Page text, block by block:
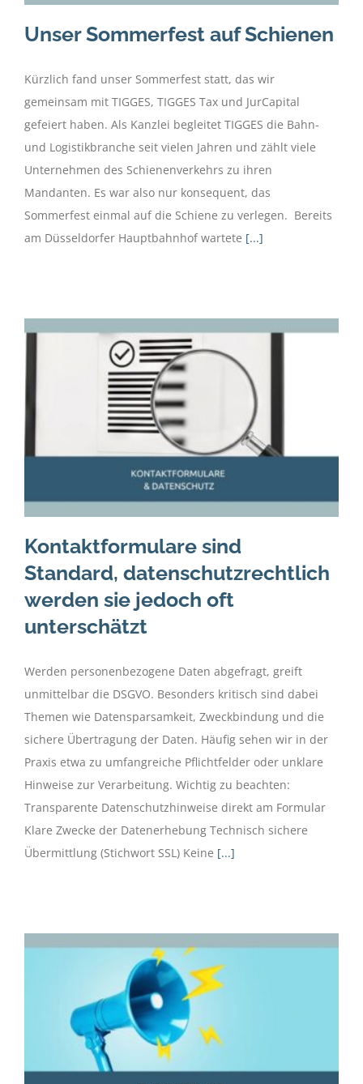
Unser Sommerfest auf Schienen
Kürzlich fand unser Sommerfest statt, das wir
gemeinsam mit TIGGES, TIGGES Tax und JurCapital
gefeiert haben. Als Kanzlei begleitet TIGGES die Bahn-
und Logistikbranche seit vielen Jahren und zählt viele
Unternehmen des Schienenverkehrs zu ihren
Mandanten. Es war also nur konsequent, das
Sommerfest einmal auf die Schiene zu verlegen. Bereits
am Düsseldorfer Hauptbahnhof wartete [...]
Kontaktformulare sind
Standard, datenschutzrechtlich
werden sie jedoch oft
unterschätzt
Werden personenbezogene Daten abgefragt, greift
unmittelbar die DSGVO. Besonders kritisch sind dabei
Themen wie Datensparsamkeit, Zweckbindung und die
sichere Übertragung der Daten. Häufig sehen wir in der
Praxis etwa zu umfangreiche Pflichtfelder oder unklare
Hinweise zur Verarbeitung. Wichtig zu beachten:
Transparente Datenschutzhinweise direkt am Formular
Klare Zwecke der Datenerhebung Technisch sichere
Übermittlung (Stichwort SSL) Keine [...]